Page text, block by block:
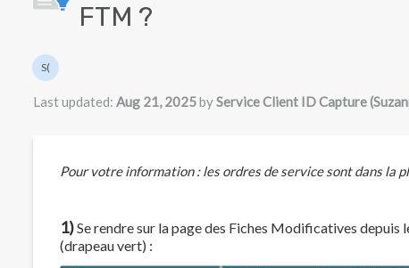
FTM ?
Authors list
S(
Last updated: Aug 21, 2025byService Client ID Capture
Pour votre information : les ordres de service sont dans la
1)Se rendre sur la page des Fiches Modificatives
(drapeau vert) :